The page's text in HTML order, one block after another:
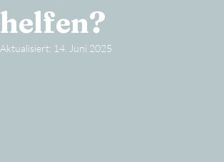
helfen?
Aktualisiert: 14. Juni 2025